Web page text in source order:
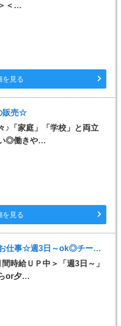
＜…
を見る
販売☆
♪「家庭」「学校」と両立
◎働きや…
を見る
スイーツに囲まれながらお仕事☆週3日～ok◎チーズケーキ販売♪
間時給ＵＰ中＞「週3日～」
or夕…